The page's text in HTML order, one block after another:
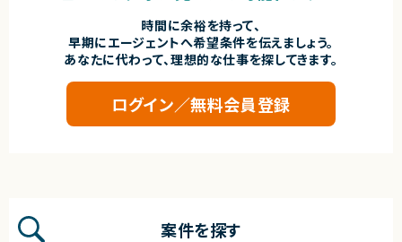
時間に余裕を持って、
早期にエージェントへ希望条件を伝えましょう。
あなたに代わって、理想的な仕事を探してきます。
ログイン／無料会員登録
案件を探す